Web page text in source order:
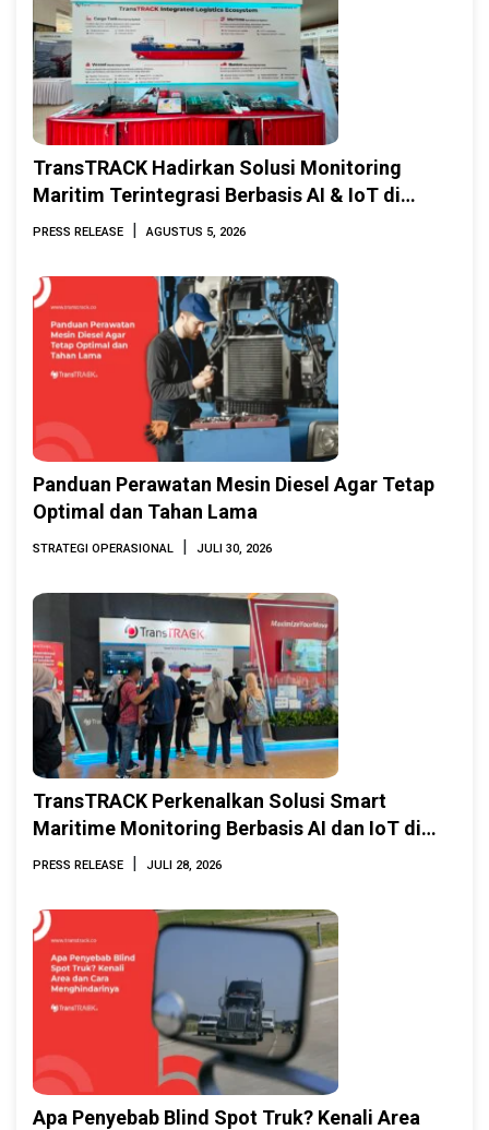
TransTRACK Hadirkan Solusi Monitoring
Maritim Terintegrasi Berbasis AI & IoT di
Indonesia Marine & Offshore Expo (IMOX)
PRESS RELEASE | AGUSTUS 5, 2026
Panduan Perawatan Mesin Diesel Agar Tetap
Optimal dan Tahan Lama
STRATEGI OPERASIONAL | JULI 30, 2026
TransTRACK Perkenalkan Solusi Smart
Maritime Monitoring Berbasis AI dan IoT di
INAMARINE 2026
PRESS RELEASE | JULI 28, 2026
Apa Penyebab Blind Spot Truk? Kenali Area